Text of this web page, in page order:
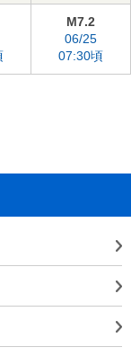
M7.2
06/25
07:30頃